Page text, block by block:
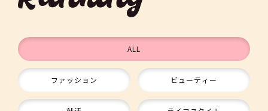
ALL
ファッション ビューティー